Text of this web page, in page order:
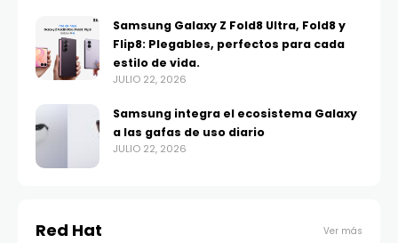
Samsung Galaxy Z Fold8 Ultra, Fold8 y
Flip8: Plegables, perfectos para cada
estilo de vida.
JULIO 22, 2026
Samsung integra el ecosistema Galaxy
a las gafas de uso diario
JULIO 22, 2026
Red Hat Ver más